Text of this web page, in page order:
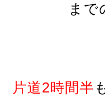
まで
片道2時間半